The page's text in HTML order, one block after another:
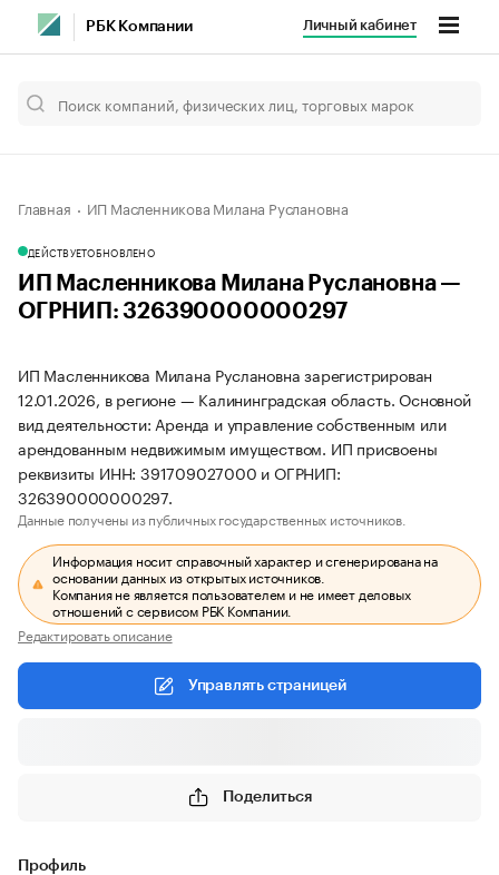
РБК Компании Личный кабинет
Главная ИП Масленникова Милана Руслановна
ДЕЙСТВУЕТОБНОВЛЕНО
ИП Масленникова Милана Руслановна —
ОГРНИП: 326390000000297
ИП Масленникова Милана Руслановна зарегистрирован
12.01.2026, в регионе — Калининградская область. Основной
вид деятельности: Аренда и управление собственным или
арендованным недвижимым имуществом. ИП присвоены
реквизиты ИНН: 391709027000 и ОГРНИП:
326390000000297.
Данные получены из публичных государственных источников.
Информация носит справочный характер и сгенерирована на
основании данных из открытых источников.
Компания не является пользователем и не имеет деловых
отношений с сервисом РБК Компании.
Редактировать описание
Управлять страницей
Поделиться
Профиль